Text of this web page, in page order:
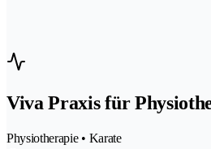
Viva Praxis für
Physiotherapie • Karate